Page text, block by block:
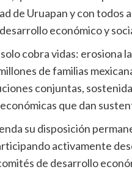
de Uruapan y con todos
económico y
cobra vidas: erosiona
de familias
conjuntas,
que dan
su disposición
activamente
de desarrollo